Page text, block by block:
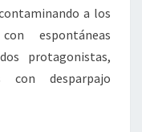
a los
espontáneas
protagonistas,
con desparpajo